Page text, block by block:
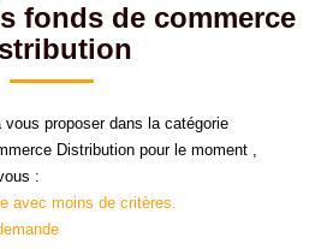
ESTIMER
LOCATIVE
De Votre Bien
Surface min
fonds de commerce
proposer dans la catégorie
Distribution pour le moment ,
:
avec moins de critères.